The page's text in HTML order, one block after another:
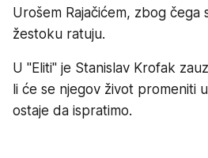
Urošem Rajačićem, zbog čega
žestoku ratuju.
U "Eliti" je Stanislav Krofak
li će se njegov život promeniti
ostaje da ispratimo.